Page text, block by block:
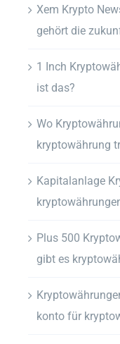
Xem Krypto
gehört die
1 Inch
ist das?
Wo
kryptowährung
Kapitalanlage
Plus 500
gibt es
konto für